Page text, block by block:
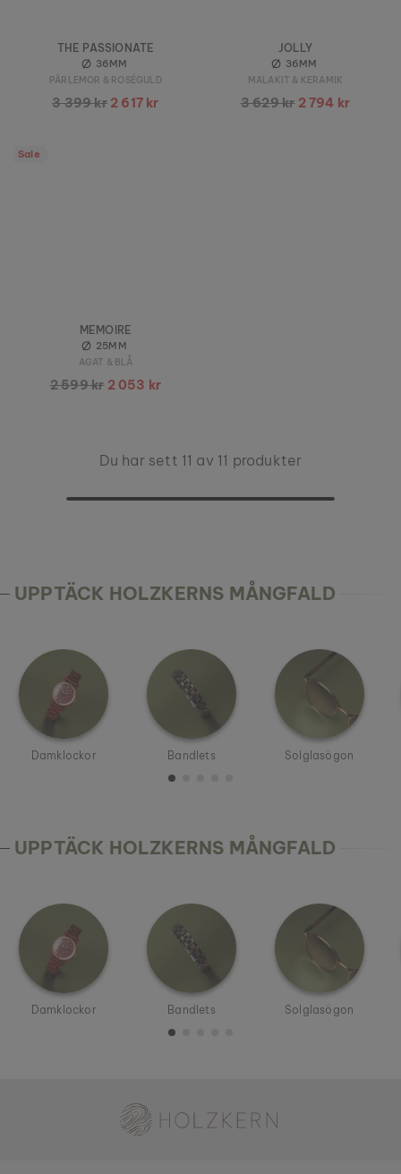
THE PASSIONATE
36MM
PÄRLEMOR & ROSÉGULD
3 399 kr 2 617 kr
JOLLY
36MM
MALAKIT & KERAMIK
3 629 kr 2 794 kr
Sale
MEMOIRE
25MM
AGAT & BLÅ
2 599 kr 2 053 kr
Du har sett 11 av 11 produkter
UPPTÄCK HOLZKERNS MÅNGFALD
Damklockor Bandlets Solglasögon
UPPTÄCK HOLZKERNS MÅNGFALD
Damklockor Bandlets Solglasögon